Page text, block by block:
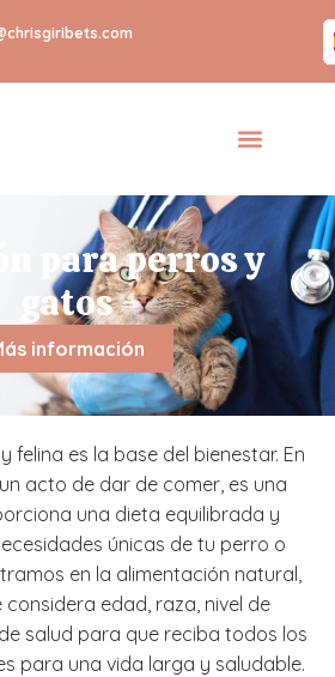
para perros y
gatos
información
felina es la base del bienestar. En
acto de dar de comer, es una
una dieta equilibrada y
únicas de tu perro o
en la alimentación natural,
considera edad, raza, nivel de
salud para que reciba todos los
para una vida larga y saludable.